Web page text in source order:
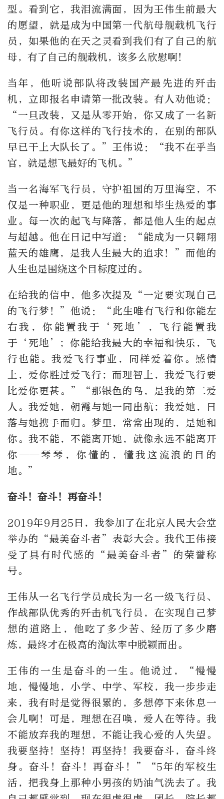
型。看到它，我泪流满面，因为王伟生前最大
的愿望，就是成为中国第一代航母舰载机飞行
员，如果他的在天之灵看到我们有了自己的航
母，有了自己的舰载机，该多么欣慰啊！
当年，他听说部队将改装国产最先进的歼击
机，立即报名申请第一批改装。有人劝他说：
“一旦改装，又是从零开始，你又成了一名新
飞行员。有你这样的飞行技术的，在别的部队
早已干上大队长了。”王伟说：“我不在乎当
官，就是想飞最好的飞机。”
当一名海军飞行员，守护祖国的万里海空，不
仅是一种职业，更是他的理想和毕生热爱的事
业。每一次的起飞与降落，都是他人生的起点
与超越。他在日记中写道：“能成为一只翱翔
蓝天的雄鹰，是我人生最大的追求！”而他的
人生也是围绕这个目标度过的。
在给我的信中，他多次提及“一定要实现自己
的飞行梦！”他说：“此生唯有飞行和你能左
右我，你能置我于‘死地’，飞行能置我
于‘死地’；你能给我最大的幸福和快乐，飞
行也能。我爱飞行事业，同样爱着你。感情
上，爱你胜过爱飞行；而理智上，我爱飞行要
比爱你更甚。”“那银色的鸟，是我的第二爱
人。我爱她，朝霞与她一同出航；我爱她，日
落与她携手而归。梦里，常常出现的，是她和
你。我不能，不能离开她，就像永远不能离开
你——琴琴，你懂的，懂我这流浪的目的
地。”
奋斗！奋斗！再奋斗！
2019年9月25日，我参加了在北京人民大会堂
举办的“最美奋斗者”表彰大会。我代王伟接
受了具有时代感的“最美奋斗者”的荣誉称
号。
王伟从一名飞行学员成长为一名一级飞行员、
作战部队优秀的歼击机飞行员，在实现自己梦
想的道路上，他吃了多少苦、经历了多少磨
炼，最终才在极高的淘汰率中脱颖而出。
王伟的一生是奋斗的一生。他说过，“慢慢
地，慢慢地，小学、中学、军校，我一步步走
来，我有时是觉得很累的，多想停下来休息一
会儿啊！可是，理想在召唤，爱人在等待。我
不能放弃我的理想，不能让我心爱的人失望。
我要坚持！坚持！再坚持！我要奋斗，奋斗终
身。奋斗！奋斗！再奋斗！”“5年的军校生
活，把我身上那种小男孩的奶油气洗去了。我